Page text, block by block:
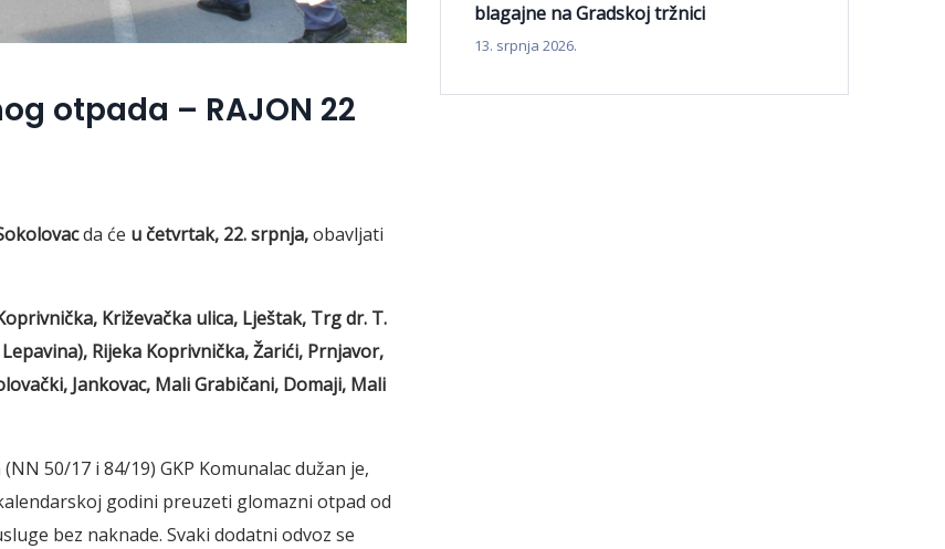
otpada – RAJON 22
da će u četvrtak, 22. srpnja,obavljati
Križevačka ulica, Lještak, Trg dr. T.
Rijeka Koprivnička, Žarići, Prnjavor,
Jankovac, Mali Grabičani, Domaji, Mali
50/17 i 84/19) GKP Komunalac dužan je,
godini preuzeti glomazni otpad od
bez naknade. Svaki dodatni odvoz se
blagajne na Gradskoj tržnici
13. srpnja 2026.